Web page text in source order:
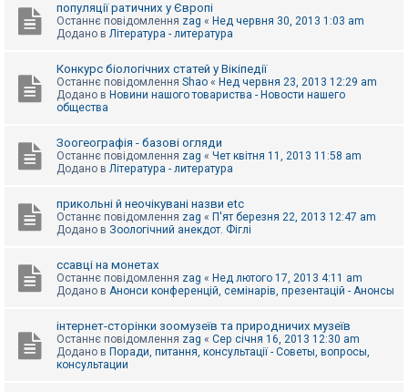
ш
к
м
г
популяції ратичних у Європі
Останнє повідомлення zag « Нед червня 30, 2013 1:03 am
Додано в Література - литература
Конкурс біологічних статей у Вікіпедії
Останнє повідомлення Shao « Нед червня 23, 2013 12:29 am
Додано в Новини нашого товариства - Новости нашего
общества
Зоогеографія - базові огляди
Останнє повідомлення zag « Чет квітня 11, 2013 11:58 am
Додано в Література - литература
прикольні й неочікувані назви etc
Останнє повідомлення zag « П'ят березня 22, 2013 12:47 am
Додано в Зоологічний анекдот. Фіглі
ссавці на монетах
Останнє повідомлення zag « Нед лютого 17, 2013 4:11 am
Додано в Анонси конференцій, семінарів, презентацій - Анонсы
інтернет-сторінки зоомузеїв та природничих музеїв
Останнє повідомлення zag « Сер січня 16, 2013 12:30 am
Додано в Поради, питання, консультації - Советы, вопросы,
консультации